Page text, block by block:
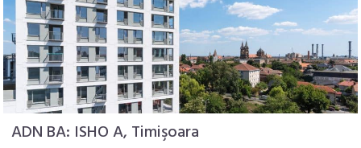
ADN BA: ISHO A, Timişoara